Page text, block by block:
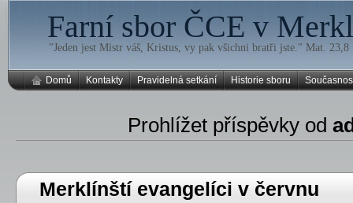
Farní sbor ČCE v
"Jeden jest Mistr váš, Kristus, vy pak všichni bratři jste." Mat. 23,8
Domů Kontakty Pravidelná setkání Historie sboru
Prohlížet příspěvky od
Merklínští evangelíci v červnu